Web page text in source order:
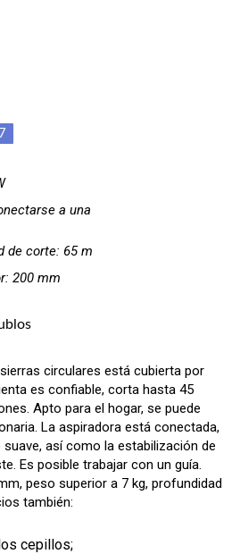
a una
de corte: 65 m
200 mm
circulares está cubierta por
es confiable, corta hasta 45
Apto para el hogar, se puede
La aspiradora está conectada,
así como la estabilización de
Es posible trabajar con un guía.
peso superior a 7 kg, profundidad
también:
cepillos;